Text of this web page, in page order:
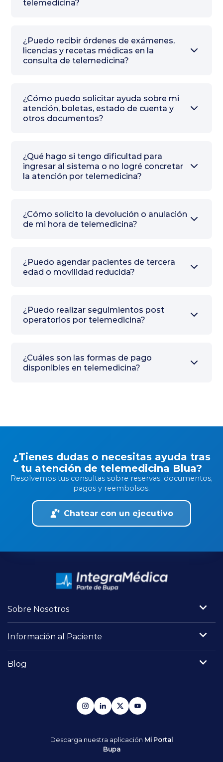
telemedicina?
aranceles de atención de telemedicina
¿Puedo recibir órdenes de exámenes,
licencias y recetas médicas en la
consulta de telemedicina?
¿Cómo puedo solicitar ayuda sobre mi
atención, boletas, estado de cuenta y
otros documentos?
telemedicina
¿Qué hago si tengo dificultad para
ingresar al sistema o no logré concretar
la atención por telemedicina?
¿Cómo solicito la devolución o anulación
de mi hora de telemedicina?
Mis reservas
telemedicina
¿Puedo agendar pacientes de tercera
edad o movilidad reducida?
¿Puedo realizar seguimientos post
operatorios por telemedicina?
¿Cuáles son las formas de pago
disponibles en telemedicina?
Tres
bono
Otras Isapres y seguros
complementarios
¿Tienes dudas o necesitas ayuda tras
tu atención de telemedicina Blua?
Resolvemos tus consultas sobre reservas, documentos,
pagos y reembolsos.
Chatear con un ejecutivo
Sobre Nosotros
Información al Paciente
Blog
Descarga nuestra aplicación Mi Portal
Bupa